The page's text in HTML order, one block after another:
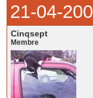
21-04-
Cinqsept
Membre